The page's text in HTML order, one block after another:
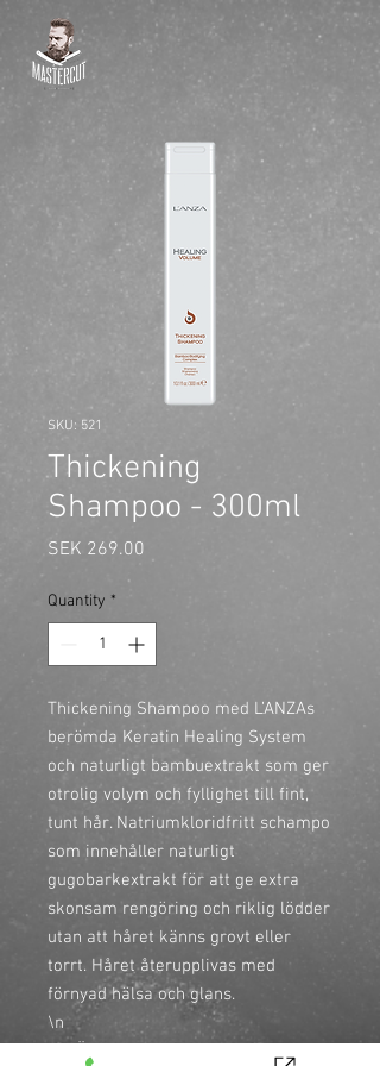
SKU: 521
Thickening
Shampoo - 300ml
SEK 269.00
Quantity *
Thickening Shampoo med L’ANZAs
berömda Keratin Healing System
och naturligt bambuextrakt som ger
otrolig volym och fyllighet till fint,
tunt hår. Natriumkloridfritt schampo
som innehåller naturligt
gugobarkextrakt för att ge extra
skonsam rengöring och riklig lödder
utan att håret känns grovt eller
torrt. Håret återupplivas med
förnyad hälsa och glans.
\n
\n• Ökar tjockleken med 60% med